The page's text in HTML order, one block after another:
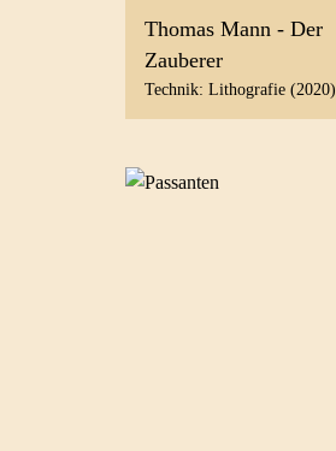
Thomas Mann - Der
Zauberer
Technik: Lithografie (2020)